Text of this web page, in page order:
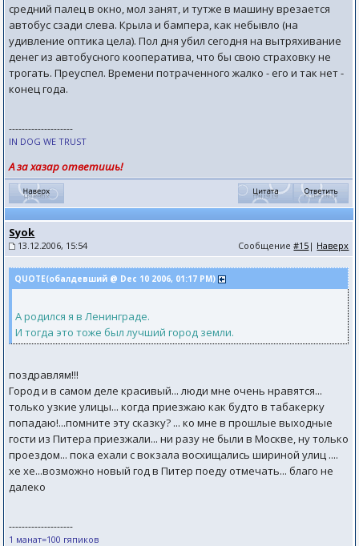
средний палец в окно, мол занят, и тутже в машину врезается
автобус сзади слева. Крыла и бампера, как небывло (на
удивление оптика цела). Пол дня убил сегодня на вытряхивание
денег из автобусного кооператива, что бы свою страховку не
трогать. Преуспел. Времени потраченного жалко - его и так нет -
конец года.
--------------------
IN DOG WE TRUST
А за хазар ответишь!
Syok
13.12.2006, 15:54 Сообщение#15 | Наверх
QUOTE(обалдевший @ Dec 10 2006, 01:17 PM)
А родился я в Ленинграде.
И тогда это тоже был лучший город земли.
поздравлям!!!
Город и в самом деле красивый... люди мне очень нравятся...
только узкие улицы... когда приезжаю как будто в табакерку
попадаю!...помните эту сказку? ... ко мне в прошлые выходные
гости из Питера приезжали... ни разу не были в Москве, ну только
проездом... пока ехали с вокзала восхищались шириной улиц ....
хе хе...возможно новый год в Питер поеду отмечать... благо не
далеко
--------------------
1 манат=100 гяпиков